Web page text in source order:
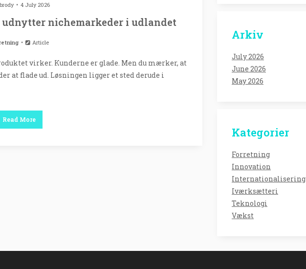
brody 4 July 2026
nichemarkeder i udlandet
Article
virker. Kunderne er glade. Men du mærker, at
at flade ud. Løsningen ligger et sted derude i
Read More
Arkiv
July 2026
June 2026
May 2026
Kategorier
Forretning
Innovation
Internationalisering
Iværksætteri
Teknologi
Vækst